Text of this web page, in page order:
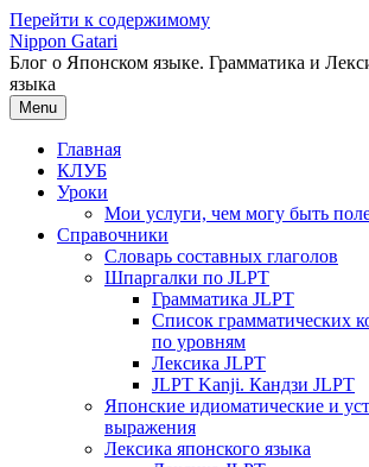
Перейти к содержимому
Nippon Gatari
Блог о Японском языке. Грамматика и
языка
Menu
Главная
КЛУБ
Уроки
Мои услуги, чем могу быть
Справочники
Словарь составных глаголов
Шпаргалки по JLPT
Грамматика JLPT
Список грамматических
по уровням
Лексика JLPT
JLPT Kanji. Кандзи JLPT
Японские идиоматические и
выражения
Лексика японского языка